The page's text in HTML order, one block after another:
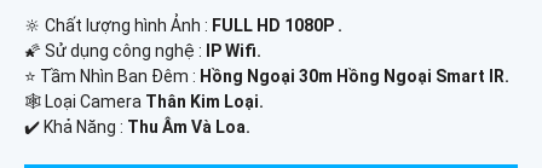
🔆 Chất lượng hình Ảnh : FULL HD 1080P .
🌠 Sử dụng công nghệ :
IP Wifi.
⭐ Tầm Nhìn Ban Đêm : Hồng Ngoại 30m Hồng Ngoại Smart IR.
🕸️ Loại Camera Thân Kim Loại.
️✔️ Khả Năng : Thu Âm Và Loa.